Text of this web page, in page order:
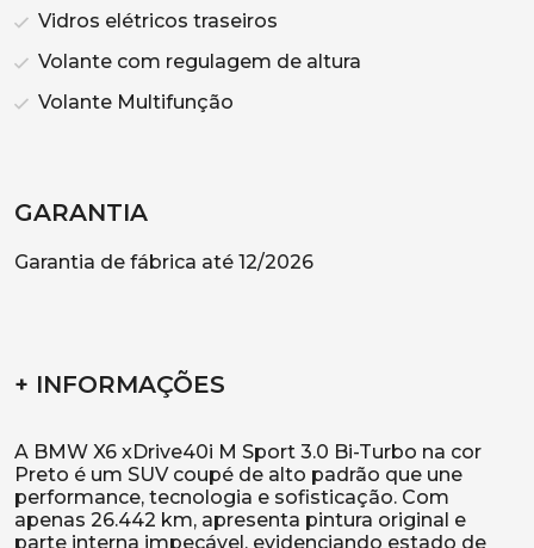
Vidros elétricos traseiros
Volante com regulagem de altura
Volante Multifunção
GARANTIA
Garantia de fábrica até 12/2026
+ INFORMAÇÕES
A BMW X6 xDrive40i M Sport 3.0 Bi-Turbo na cor
Preto é um SUV coupé de alto padrão que une
performance, tecnologia e sofisticação. Com
apenas 26.442 km, apresenta pintura original e
parte interna impecável, evidenciando estado de